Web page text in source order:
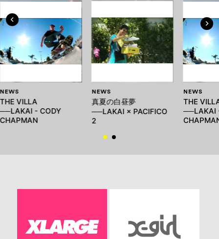
NEWS
THE VILLA
──LAKAI - CODY
CHAPMAN
NEWS
真夏の白昼夢
──LAKAI × PACIFICO
2
NEWS
THE
──LAKAI